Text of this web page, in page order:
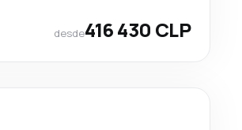
desde416 430 CLP